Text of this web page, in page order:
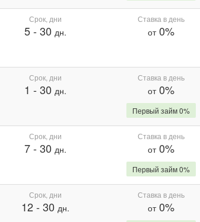
Срок, дни
5- 30 дн.
Ставка в день
от0%
Срок, дни
1 - 30 дн.
Ставка в день
от0%
Первый займ 0%
Срок, дни
7- 30 дн.
Ставка в день
от0%
Первый займ 0%
Срок, дни
12- 30 дн.
Ставка в день
от0%